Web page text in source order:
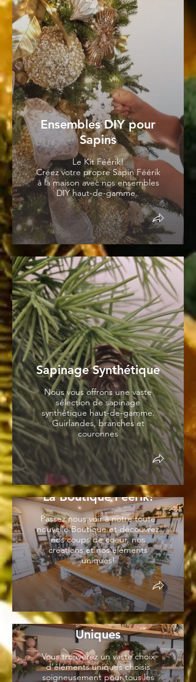
Ensembles DIY pour
Sapins
Le Kit Féérik!
Créez votre propre Sapin Féérik
à la maison avec nos ensembles
DIY haut-de-gamme.
Sapinage Synthétique
Nous vous offrons une vaste
sélection de sapinage
synthétique haut-de-gamme.
Guirlandes, branches et
couronnes
La Boutique Féérik!
Passez nous voir à notre toute
nouvelle Boutique et découvrez
nos coups de coeur, nos
créations et nos éléments
uniques!
Éléments Décoratifs
Uniques
Vous trouverez un vaste choix
d'éléments uniques choisis
soigneusement pour tous les